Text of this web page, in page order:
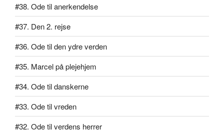
#38. Ode til anerkendelse
#37. Den 2. rejse
#36. Ode til den ydre verden
#35. Marcel på plejehjem
#34. Ode til danskerne
#33. Ode til vreden
#32. Ode til verdens herrer